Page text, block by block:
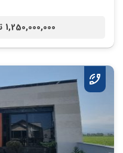
1,250,000,000 تومان /